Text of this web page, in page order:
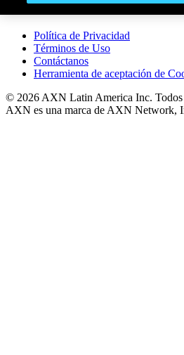
LEGAL
Política de Privacidad
Términos de Uso
Contáctanos
Herramienta de aceptación de
© 2026 AXN Latin America Inc. Todos
AXN es una marca de AXN Network,